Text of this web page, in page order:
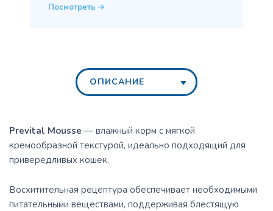
Посмотреть
ОПИСАНИЕ
Prevital Mousse — влажный корм с мягкой
кремообразной текстурой, идеально подходящий для
привередливых кошек.
Восхитительная рецептура обеспечивает необходимыми
питательными веществами, поддерживая блестящую